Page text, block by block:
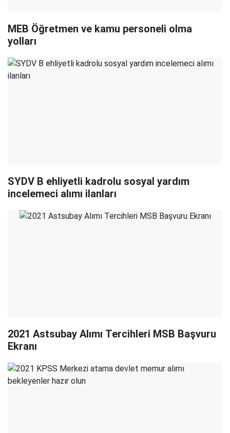
MEB Öğretmen ve kamu personeli olma
yolları
SYDV B ehliyetli kadrolu sosyal yardım
incelemeci alımı ilanları
2021 Astsubay Alımı Tercihleri MSB Başvuru
Ekranı